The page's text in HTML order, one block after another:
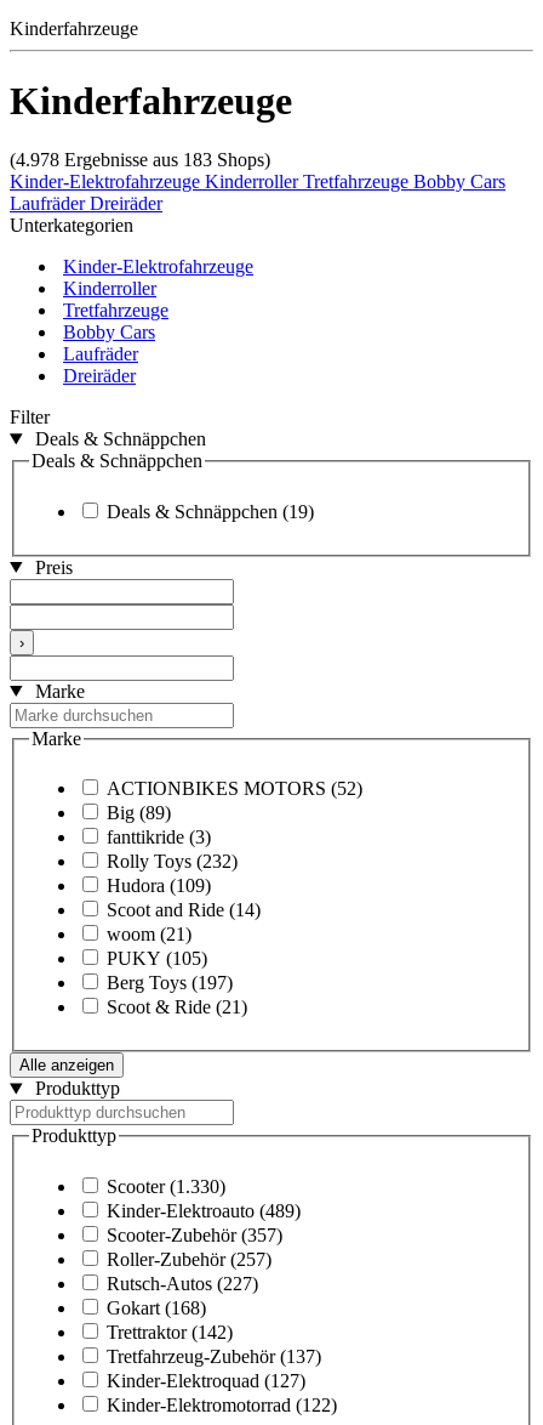
Kinderfahrzeuge
Kinderfahrzeuge
(4.978 Ergebnisse aus 183 Shops)
Kinder-Elektrofahrzeuge KinderrollerTretfahrzeuge Bobby Cars
LaufräderDreiräder
Unterkategorien
Kinder-Elektrofahrzeuge
Kinderroller
Tretfahrzeuge
Bobby Cars
Laufräder
Dreiräder
Filter
Deals & Schnäppchen
Deals & Schnäppchen
Deals & Schnäppchen (19)
Preis
›
Marke
Marke
ACTIONBIKES MOTORS (52)
Big (89)
fanttikride (3)
Rolly Toys (232)
Hudora (109)
Scoot and Ride (14)
woom (21)
PUKY (105)
Berg Toys (197)
Scoot & Ride (21)
Alle anzeigen
Produkttyp
Produkttyp
Scooter (1.330)
Kinder-Elektroauto (489)
Scooter-Zubehör (357)
Roller-Zubehör (257)
Rutsch-Autos (227)
Gokart (168)
Trettraktor (142)
Tretfahrzeug-Zubehör (137)
Kinder-Elektroquad (127)
Kinder-Elektromotorrad (122)